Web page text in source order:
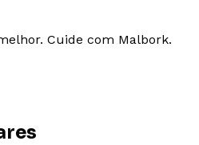
Cuide com Malbork.